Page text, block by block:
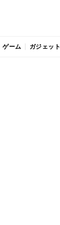
ゲーム ガジェット